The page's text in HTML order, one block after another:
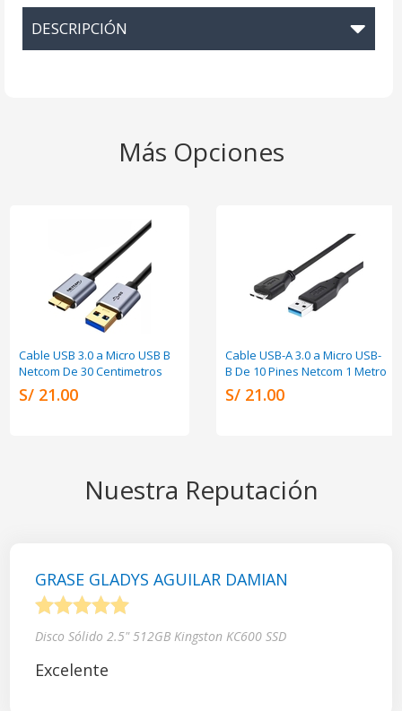
DESCRIPCIÓN
Más Opciones
Cable USB 3.0 a Micro USB B
Netcom De 30 Centimetros
S/ 21.00
Cable USB-A 3.0 a Micro USB-
B De 10 Pines Netcom 1 Metro
S/ 21.00
Nuestra Reputación
GRASE GLADYS AGUILAR DAMIAN
Disco Sólido 2.5" 512GB Kingston KC600 SSD
Excelente